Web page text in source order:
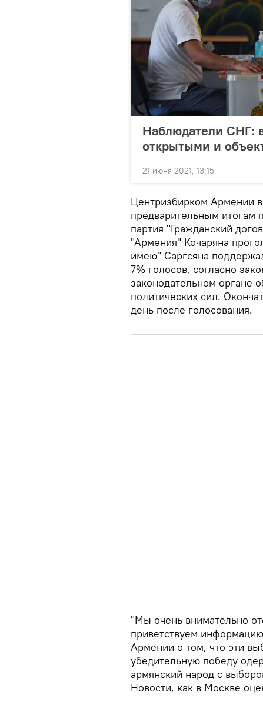
Наблюдатели СНГ:
открытыми и
21 июня 2021, 13:15
Центризбирком Армении
предварительным итогам
партия "Гражданский
"Армения" Кочаряна
имею" Саргсяна
7% голосов, согласно
законодательном органе
политических сил.
день после голосования.
"Мы очень внимательно
приветствуем
Армении о том, что эти
убедительную победу
армянский народ с
Новости, как в Москве